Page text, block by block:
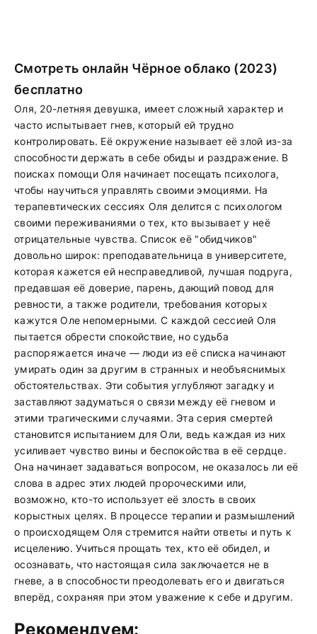
Смотреть онлайн Чёрное облако (2023)
бесплатно
Оля, 20-летняя девушка, имеет сложный характер и
часто испытывает гнев, который ей трудно
контролировать. Её окружение называет её злой из-за
способности держать в себе обиды и раздражение. В
поисках помощи Оля начинает посещать психолога,
чтобы научиться управлять своими эмоциями. На
терапевтических сессиях Оля делится с психологом
своими переживаниями о тех, кто вызывает у неё
отрицательные чувства. Список её "обидчиков"
довольно широк: преподавательница в университете,
которая кажется ей несправедливой, лучшая подруга,
предавшая её доверие, парень, дающий повод для
ревности, а также родители, требования которых
кажутся Оле непомерными. С каждой сессией Оля
пытается обрести спокойствие, но судьба
распоряжается иначе — люди из её списка начинают
умирать один за другим в странных и необъяснимых
обстоятельствах. Эти события углубляют загадку и
заставляют задуматься о связи между её гневом и
этими трагическими случаями. Эта серия смертей
становится испытанием для Оли, ведь каждая из них
усиливает чувство вины и беспокойства в её сердце.
Она начинает задаваться вопросом, не оказалось ли её
слова в адрес этих людей пророческими или,
возможно, кто-то использует её злость в своих
корыстных целях. В процессе терапии и размышлений
о происходящем Оля стремится найти ответы и путь к
исцелению. Учиться прощать тех, кто её обидел, и
осознавать, что настоящая сила заключается не в
гневе, а в способности преодолевать его и двигаться
вперёд, сохраняя при этом уважение к себе и другим.
Рекомендуем: